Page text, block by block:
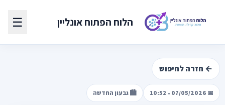
הלוח הפתוח אונליין ☰
← חזרה לחיפוש
📅 07/05/2026 • 10:52 🏙️ גבעון החדשה